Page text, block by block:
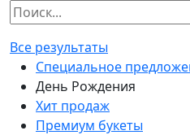
Все результаты
Специальное
День Рождения
Хит продаж
Премиум букеты